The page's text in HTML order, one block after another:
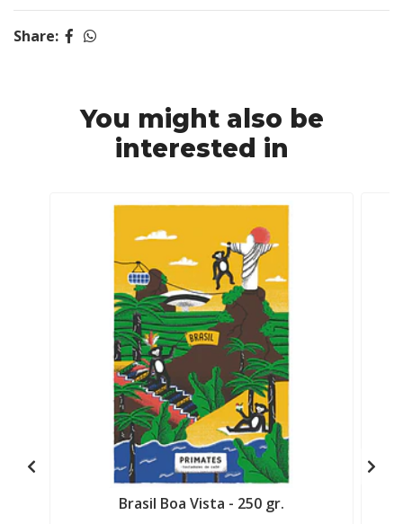
Share:
You might also be
interested in
Brasil Boa Vista - 250 gr.